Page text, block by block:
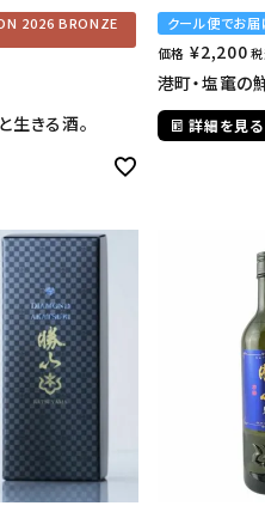
2026 BRONZE
生きる酒。
クール便でお届
価格 ¥2,200
港町・塩竃の
詳細を見る